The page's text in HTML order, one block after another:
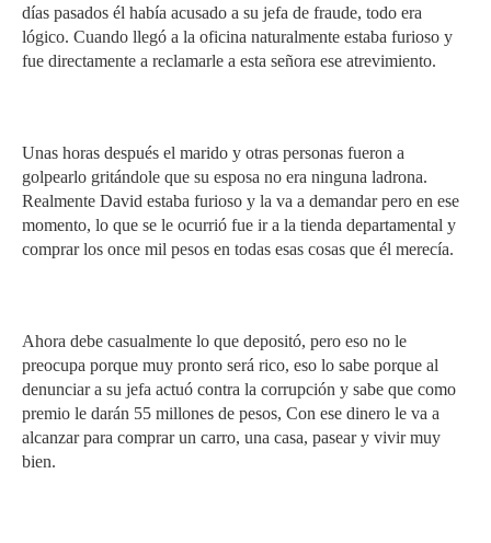
días pasados él había acusado a su jefa de fraude, todo era
lógico. Cuando llegó a la oficina naturalmente estaba furioso y
fue directamente a reclamarle a esta señora ese atrevimiento.
Unas horas después el marido y otras personas fueron a
golpearlo gritándole que su esposa no era ninguna ladrona.
Realmente David estaba furioso y la va a demandar pero en ese
momento, lo que se le ocurrió fue ir a la tienda departamental y
comprar los once mil pesos en todas esas cosas que él merecía.
Ahora debe casualmente lo que depositó, pero eso no le
preocupa porque muy pronto será rico, eso lo sabe porque al
denunciar a su jefa actuó contra la corrupción y sabe que como
premio le darán 55 millones de pesos, Con ese dinero le va a
alcanzar para comprar un carro, una casa, pasear y vivir muy
bien.